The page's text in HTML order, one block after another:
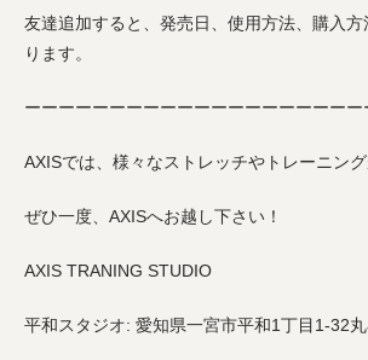
友達追加すると、発売日、使用方法、購入
ります。
ーーーーーーーーーーーーーーーーーーーー
AXISでは、様々なストレッチやトレーニング
ぜひ一度、AXISへお越し下さい！
AXIS TRANING STUDIO
平和スタジオ: 愛知県一宮市平和1丁目1-32